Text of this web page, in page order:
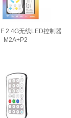
2.4G无线LED控制器
M2A+P2